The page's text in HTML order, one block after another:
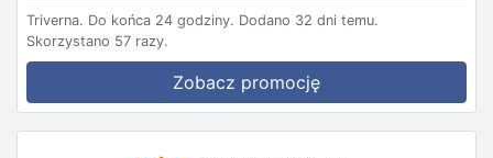
Triverna. Do końca 24 godziny. Dodano 32 dni temu.
Skorzystano 57 razy.
Zobacz promocję